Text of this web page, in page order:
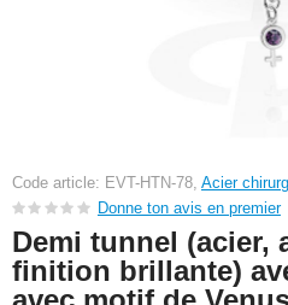
Code article: EVT-HTN-78, Acier
Donne ton avis en premier
Demi tunnel (acier,
finition brillante)